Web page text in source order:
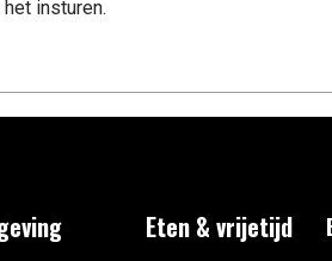
insturen.
Eten & vrijetijd